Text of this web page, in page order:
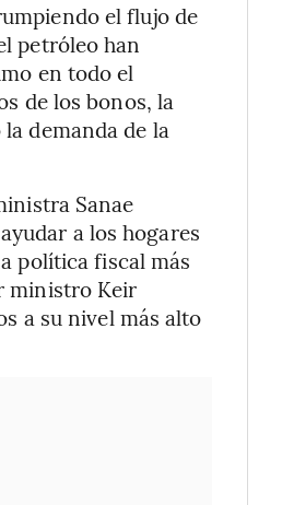
el flujo de
petróleo han
en todo el
de los bonos, la
demanda de la
Sanae
a los hogares
política fiscal más
ministro Keir
a su nivel más alto